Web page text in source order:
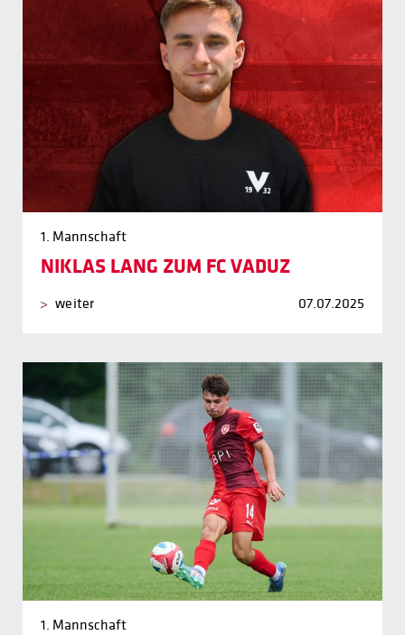
1. Mannschaft
NIKLAS LANG ZUM FC VADUZ
weiter 07.07.2025
1. Mannschaft